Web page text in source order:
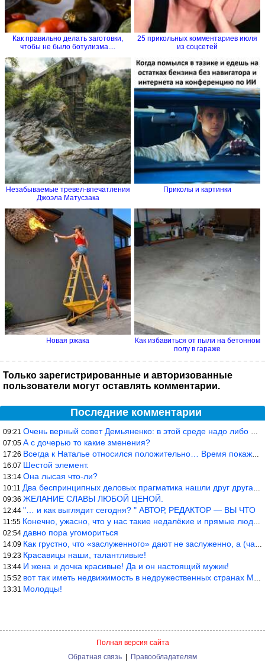
Как правильно делать заготовки,
чтобы не было ботулизма....
25 прикольных комментариев июля
из соцсетей
Незабываемые тревел-впечатления
Джоэла Матусзака
Приколы и картинки
Новая ржака
Как избавиться от пыли на бетонном
полу в гараже
Только зарегистрированные и авторизованные
пользователи могут оставлять комментарии.
Последние комментарии
09:21 Очень верный совет Демьяненко: в этой среде надо либо иметь зубы
07:05 А с дочерью то какие зменения?
17:26 Всегда к Наталье относился положительно… Время покажет, что буде
16:07 Шестой элемент.
13:14 Она лысая что-ли?
10:11 Два беспринципных деловых прагматика нашли друг друга и «остепен
09:36 ЖЕЛАНИЕ СЛАВЫ ЛЮБОЙ ЦЕНОЙ.
12:44 "… и как выглядит сегодня? " АВТОР, РЕДАКТОР — ВЫ ЧТО
11:55 Конечно, ужасно, что у нас такие недалёкие и прямые люди… Как мо
02:54 давно пора угомориться
14:09 Как грустно, что «заслуженного» дают не заслуженно, а (чаще) по-
19:23 Красавицы наши, талантливые!
13:44 И жена и дочка красивые! Да и он настоящий мужик!
15:52 вот так иметь недвижимость в недружественных странах Могут забра
13:31 Молодцы!
Полная версия сайта
Обратная связь | Правообладателям